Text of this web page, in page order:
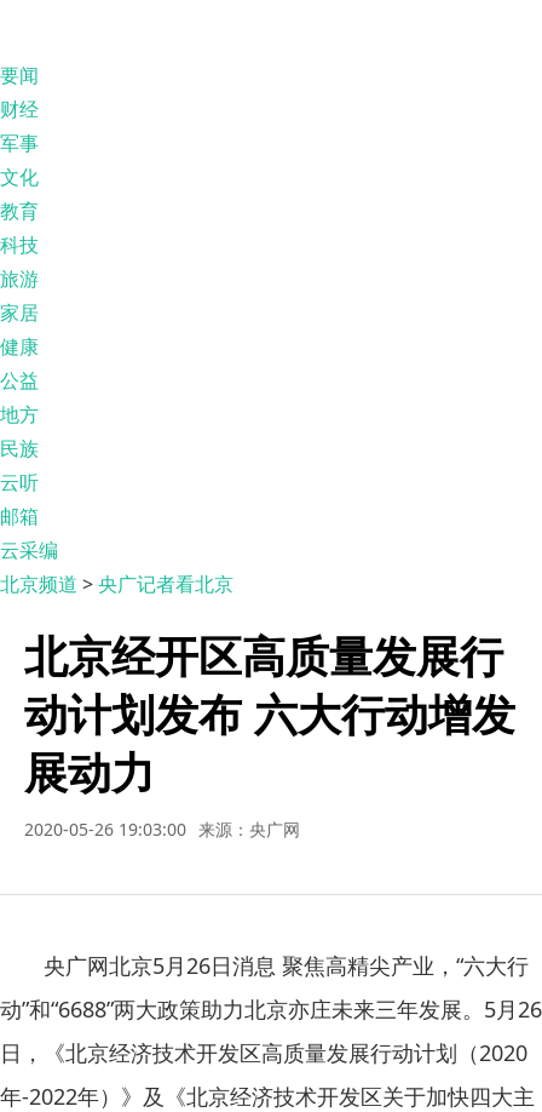
要闻
财经
军事
文化
教育
科技
旅游
家居
健康
公益
地方
民族
云听
邮箱
云采编
北京频道 >央广记者看北京
北京经开区高质量发展行
动计划发布 六大行动增发
展动力
2020-05-26 19:03:00 来源：央广网
央广网北京5月26日消息 聚焦高精尖产业，“六大行
动”和“6688”两大政策助力北京亦庄未来三年发展。5月26
日，《北京经济技术开发区高质量发展行动计划（2020
年-2022年）》及《北京经济技术开发区关于加快四大主